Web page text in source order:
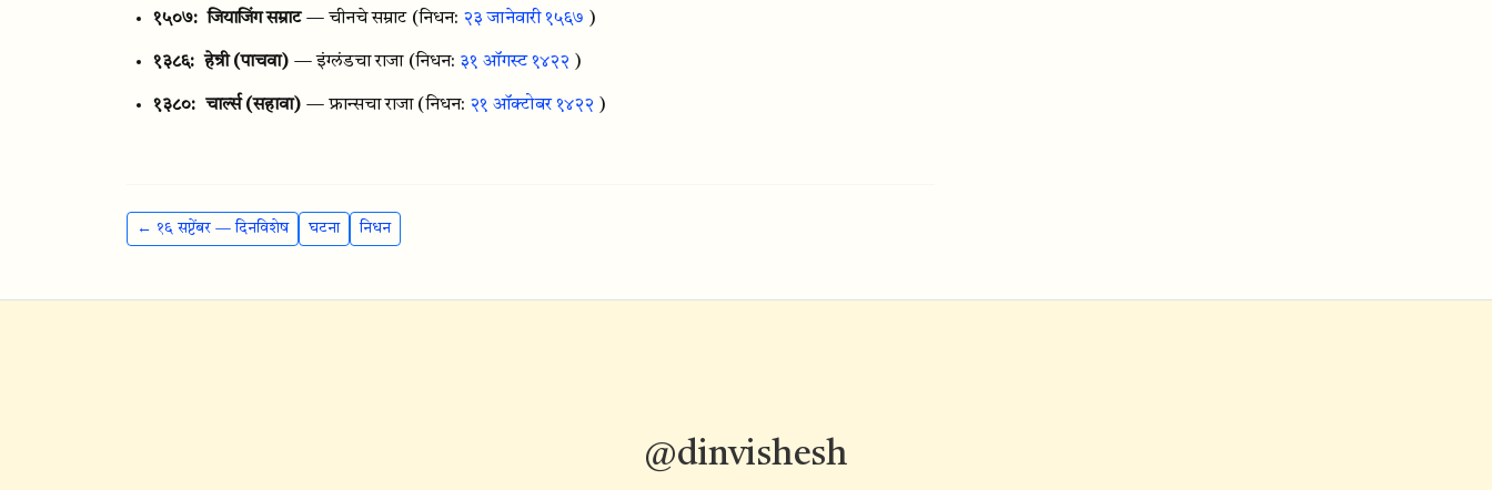
१५०७: जियाजिंग सम्राट — चीनचे सम्राट (निधन: २३ जानेवारी १५६७ )
१३८६: हेन्री (पाचवा) — इंग्लंडचा राजा (निधन: ३१ ऑगस्ट १४२२ )
१३८०: चार्ल्स (सहावा) — फ्रान्सचा राजा (निधन: २१ ऑक्टोबर १४२२ )
← १६ सप्टेंबर — दिनविशेष घटना निधन
@dinvishesh